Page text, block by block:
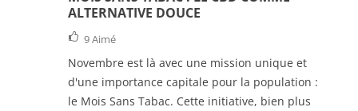
ALTERNATIVE DOUCE
9Aimé
Novembre est là avec une mission unique et
d'une importance capitale pour la population :
le Mois Sans Tabac. Cette initiative, bien plus